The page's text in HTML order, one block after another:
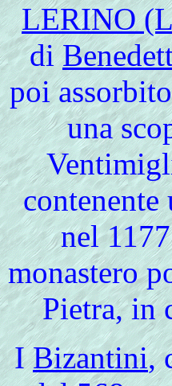
LERINO
di
poi
una
nel
monastero
Pietra, in
I Bizantini,